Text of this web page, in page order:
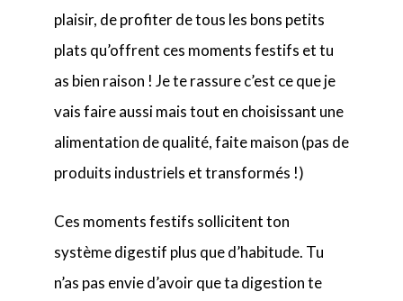
plaisir, de profiter de tous les bons petits
plats qu’offrent ces moments festifs et tu
as bien raison ! Je te rassure c’est ce que je
vais faire aussi mais tout en choisissant une
alimentation de qualité, faite maison (pas de
produits industriels et transformés !)
Ces moments festifs sollicitent ton
système digestif plus que d’habitude. Tu
n’as pas envie d’avoir que ta digestion te